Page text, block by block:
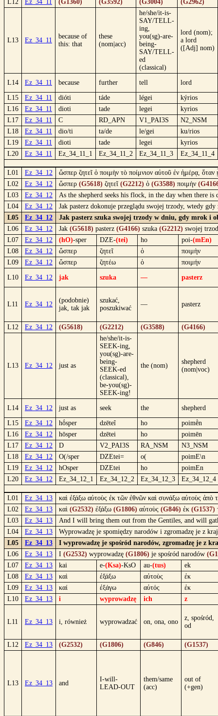
L12 Ez_34_11 (G1360) (G3592) (G3004) (G2962)
L13 Ez_34_11
because of
this: that
these
(nom|acc)
he/she/it-is-
SAY/TELL-
ing,
you(sg)-are-
being-
SAY/TELL-
ed
(classical)
lord (nom);
a lord
([Adj] nom)
L14 Ez_34_11 because further tell lord
L15 Ez_34_11 dióti táde légei
kýrios
L16
Ez_34_11 dioti tade legei
kyrios
L17
Ez_34_11 C RD_APN V1_PAI3S
N2_NSM
L18
Ez_34_11 dio/ti ta/de le/gei
ku/rios
L19
Ez_34_11 dioti tade legei
kyrios
L20
Ez_34_11 Ez_34_11_1 Ez_34_11_2 Ez_34_11_3 Ez_34_11_4
L01 Ez_34_12
ὥσπερ ζητεῖ ὁ ποιμὴν τὸ ποίμνιον αὐτοῦ ἐν ἡμέρᾳ,
L02
Ez_34_12 ὥσπερ (G5618) ζητεῖ (G2212) ὁ (G3588) ποιμὴν
L03
Ez_34_12
As the shepherd seeks his flock, in the day when there
L04
Ez_34_12
Jak pasterz dokonuje przeglądu swojej trzody, wtedy
L05
Ez_34_12
Jak pasterz szuka swojej trzody w dniu, gdy mrok i
L06
Ez_34_12 Jak (G5618) pasterz (G4166) szuka (G2212) swojej
L07
Ez_34_12 (hO)-sper DZE-(tei) ho poi-(mEn)
L08
Ez_34_12 ὥσπερ ζητεῖ ὁ
ποιμὴν
L09
Ez_34_12 ὥσπερ ζητέω ὁ ποιμήν
L10 Ez_34_12 jak szuka — pasterz
L11 Ez_34_12
(podobnie)
jak, tak jak
szukać,
poszukiwać
— pasterz
L12 Ez_34_12 (G5618) (G2212) (G3588) (G4166)
L13 Ez_34_12 just as
he/she/it-is-
SEEK-ing,
you(sg)-are-
being-
SEEK-ed
(classical),
be-you(sg)-
SEEK-ing!
the (nom)
shepherd
(nom|voc)
L14 Ez_34_12 just as seek the shepherd
L15 Ez_34_12 hṓsper dzēteî ho
poimḕn
L16
Ez_34_12 hōsper dzētei ho
poimēn
L17
Ez_34_12 D V2_PAI3S RA_NSM
N3_NSM
L18
Ez_34_12 O(/sper DZEtei= o(
poimE\n
L19
Ez_34_12 hOsper DZEtei ho
poimEn
L20
Ez_34_12 Ez_34_12_1 Ez_34_12_2 Ez_34_12_3 Ez_34_12_4
L01 Ez_34_13
καὶ ἐξάξω αὐτοὺς ἐκ τῶν ἐθνῶν καὶ συνάξω αὐτοὺς ἀπὸ
L02
Ez_34_13 καὶ (G2532) ἐξάξω (G1806) αὐτοὺς (G846) ἐκ (G1537)
L03
Ez_34_13
And I will bring them out from the Gentiles, and will
L04
Ez_34_13
Wyprowadzę je spomiędzy narodów i zgromadzę je z
L05
Ez_34_13
I wyprowadzę je spośród narodów, zgromadzę je z
L06
Ez_34_13 I (G2532) wyprowadzę (G1806) je spośród narodów
L07
Ez_34_13 kai e-(Ksa)-KsO au-(tus)
ek
L08
Ez_34_13 καὶ ἐξάξω αὐτοὺς
ἐκ
L09
Ez_34_13 καί ἐξάγω αὐτός
ἐκ
L10
Ez_34_13 i wyprowadzę ich z
L11 Ez_34_13 i, również wyprowadzać on, ona, ono
z, spośród,
od
L12 Ez_34_13 (G2532) (G1806) (G846) (G1537)
L13 Ez_34_13 and
I-will-
LEAD-OUT
them/same
(acc)
out of
(+gen)